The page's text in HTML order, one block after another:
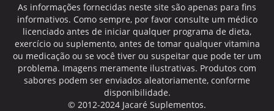
As informações fornecidas neste site são apenas para fins
informativos. Como sempre, por favor consulte um médico
licenciado antes de iniciar qualquer programa de dieta,
exercício ou suplemento, antes de tomar qualquer vitamina
ou medicação ou se você tiver ou suspeitar que pode ter um
problema. Imagens meramente ilustrativas. Produtos com
sabores podem ser enviados aleatoriamente, conforme
disponibilidade.
© 2012-2024 Jacaré Suplementos.